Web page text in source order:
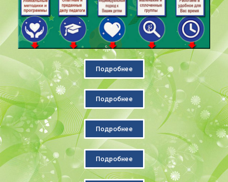
Подробнее
Подробнее
Подробнее
Подробнее